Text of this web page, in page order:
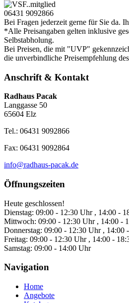
06431 9092866
Bei Fragen jederzeit gerne für Sie da.
*Alle Preisangaben gelten inklusive
Selbstabholung.
Bei Preisen, die mit "UVP"
die unverbindliche Preisempfehlung
Anschrift & Kontakt
Radhaus Pacak
Langgasse 50
65604 Elz
Tel.: 06431 9092866
Fax: 06431 9092864
info@radhaus-pacak.de
Öffnungszeiten
Heute geschlossen!
Dienstag: 09:00 - 12:30 Uhr , 14:00 -
Mittwoch: 09:00 - 12:30 Uhr , 14:00 -
Donnerstag: 09:00 - 12:30 Uhr , 14:00
Freitag: 09:00 - 12:30 Uhr , 14:00 -
Samstag: 09:00 - 14:00 Uhr
Navigation
Home
Angebote